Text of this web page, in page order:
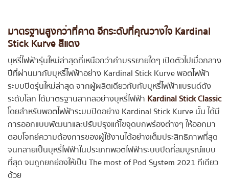
มาตรฐานสูงกว่าที่คาด อีกระดับที่คุณวางใจ Kardinal
Stick Kurve สีแดง
บุหรี่ไฟฟ้ารุ่นใหม่ล่าสุดที่เหนือกว่าคำบรรยายใดๆ เปิดตัวไปเมื่อกลาง
ปีที่ผ่านมากับบุหรี่ไฟฟ้าอย่างKardinal Stick Kurve พอตไฟฟ้า
ระบบปิดรุ่นใหม่ล่าสุด จากผู้ผลิตเดียวกับกับบุหรี่ไฟฟ้าแบรนด์ดัง
ระดับโลก ได้มาตรฐานสากลอย่างบุหรี่ไฟฟ้า Kardinal Stick Classic
โดยสำหรับพอตไฟฟ้าระบบปิดอย่างKardinal Stick Kurve นั้น ได้มี
การออกแบบพัฒนาและปรับปรุงแก้ไขจุดบกพร่องต่างๆ ให้ออกมา
ตอบโจทย์ความต้องการของผู้ใช้งานได้อย่างเต็มประสิทธิภาพที่สุด
จนกลายเป็นบุหรี่ไฟฟ้าในประเภทพอตไฟฟ้าระบบปิดที่สมบูรณ์แบบ
ที่สุด จนถูกยกย่องให้เป็น The most of Pod System 2021 ทีเดียว
ด้วย